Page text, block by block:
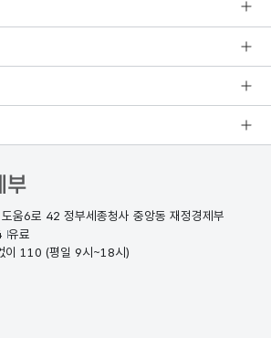
움6로 42 정부세종청사 중앙동 재정경제부
유료
이 110 (평일 9시~18시)